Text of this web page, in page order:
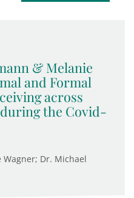
& Melanie
and Formal
across
the Covid-
Wagner; Dr. Michael